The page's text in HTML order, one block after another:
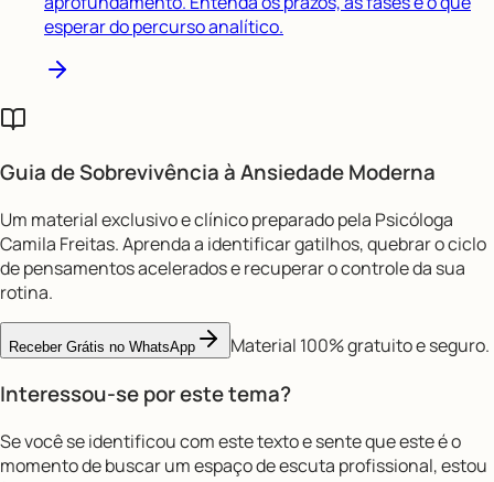
esperar do percurso analítico.
Guia de Sobrevivência àAnsiedade Moderna
Um material exclusivo e clínico preparado pela Psicóloga
Camila Freitas. Aprenda a identificar gatilhos, quebrar o ciclo
de pensamentos acelerados e recuperar o controle da sua
rotina.
Receber Grátis no WhatsApp Material 100% gratuito e seguro.
Interessou-se por este tema?
Se você se identificou com este texto e sente que este é o
momento de buscar um espaço de escuta profissional, estou